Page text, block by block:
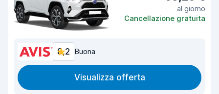
al giorno
Cancellazione gratuita
8,2 Buona
Visualizza offerta